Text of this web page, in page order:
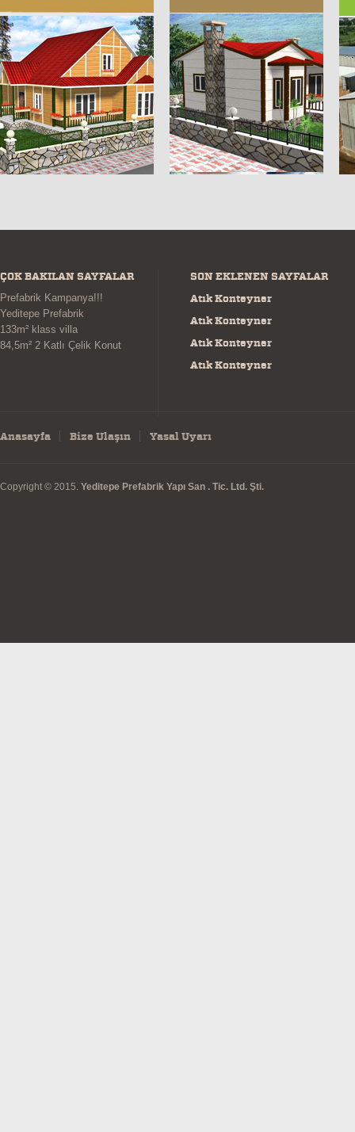
ÇOK BAKILAN SAYFALAR
Prefabrik Kampanya!!!
Yeditepe Prefabrik
133m² klass villa
84,5m² 2 Katlı Çelik Konut
SON EKLENEN SAYFALAR
Atık Konteyner
Atık Konteyner
Atık Konteyner
Atık Konteyner
Anasayfa Bize Ulaşın Yasal Uyarı
Copyright © 2015. Yeditepe Prefabrik Yapı San . Tic. Ltd. Şti.